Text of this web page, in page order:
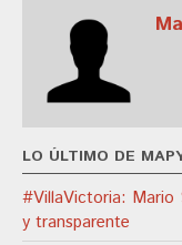
LO ÚLTIMO DE
#VillaVictoria: Mario
y transparente